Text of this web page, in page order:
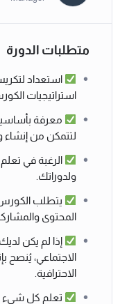
متطلبات الدورة
استعداد
استراتيجيات
معرفة
لتتمكن من إنشاء
الرغبة في
ولدوراتك.
يتطلب الكورس
المحتوى
إذا لم يكن
الاجتماعي، يُنصح
الاحترافية.
تعلم كل شيء